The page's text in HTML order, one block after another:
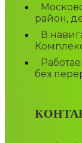
район,
В
без